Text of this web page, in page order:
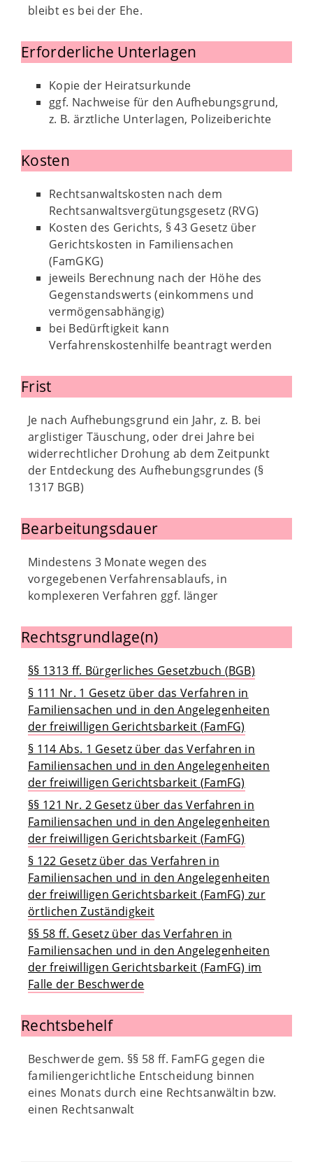
bleibt es bei der Ehe.
Erforderliche Unterlagen
Kopie der Heiratsurkunde
ggf. Nachweise für den Aufhebungsgrund,
z. B. ärztliche Unterlagen, Polizeiberichte
Kosten
Rechtsanwaltskosten nach dem
Rechtsanwaltsvergütungsgesetz (RVG)
Kosten des Gerichts, § 43 Gesetz über
Gerichtskosten in Familiensachen
(FamGKG)
jeweils Berechnung nach der Höhe des
Gegenstandswerts (einkommens und
vermögensabhängig)
bei Bedürftigkeit kann
Verfahrenskostenhilfe beantragt werden
Frist
Je nach Aufhebungsgrund ein Jahr, z. B. bei
arglistiger Täuschung, oder drei Jahre bei
widerrechtlicher Drohung ab dem Zeitpunkt
der Entdeckung des Aufhebungsgrundes (§
1317 BGB)
Bearbeitungsdauer
Mindestens 3 Monate wegen des
vorgegebenen Verfahrensablaufs, in
komplexeren Verfahren ggf. länger
Rechtsgrundlage(n)
§§ 1313 ff. Bürgerliches Gesetzbuch (BGB)
§ 111 Nr. 1 Gesetz über das Verfahren in
Familiensachen und in den Angelegenheiten
der freiwilligen Gerichtsbarkeit (FamFG)
§ 114 Abs. 1 Gesetz über das Verfahren in
Familiensachen und in den Angelegenheiten
der freiwilligen Gerichtsbarkeit (FamFG)
§§ 121 Nr. 2 Gesetz über das Verfahren in
Familiensachen und in den Angelegenheiten
der freiwilligen Gerichtsbarkeit (FamFG)
§ 122 Gesetz über das Verfahren in
Familiensachen und in den Angelegenheiten
der freiwilligen Gerichtsbarkeit (FamFG) zur
örtlichen Zuständigkeit
§§ 58 ff. Gesetz über das Verfahren in
Familiensachen und in den Angelegenheiten
der freiwilligen Gerichtsbarkeit (FamFG) im
Falle der Beschwerde
Rechtsbehelf
Beschwerde gem. §§ 58 ff. FamFG gegen die
familiengerichtliche Entscheidung binnen
eines Monats durch eine Rechtsanwältin bzw.
einen Rechtsanwalt